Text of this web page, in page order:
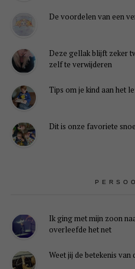
De voordelen van een
Deze gellak blijft zeker
zelf te verwijderen
Tips om je kind aan het
Dit is onze favoriete
Ik ging met mijn zoon
overleefde het net
Weet jij de betekenis